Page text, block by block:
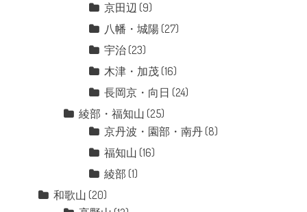
京田辺 (9)
八幡・城陽 (27)
宇治 (23)
木津・加茂 (16)
長岡京・向日 (24)
綾部・福知山 (25)
京丹波・園部・南丹 (8)
福知山 (16)
綾部 (1)
和歌山 (20)